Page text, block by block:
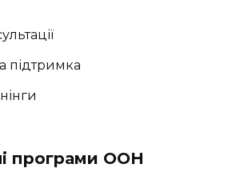
підтримка
програми ООН